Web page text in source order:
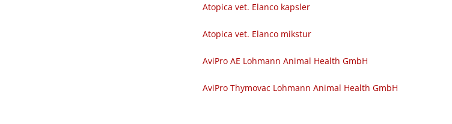
Atopica vet. Elanco kapsler
Atopica vet. Elanco mikstur
AviPro AE Lohmann Animal Health GmbH
AviPro Thymovac Lohmann Animal Health GmbH